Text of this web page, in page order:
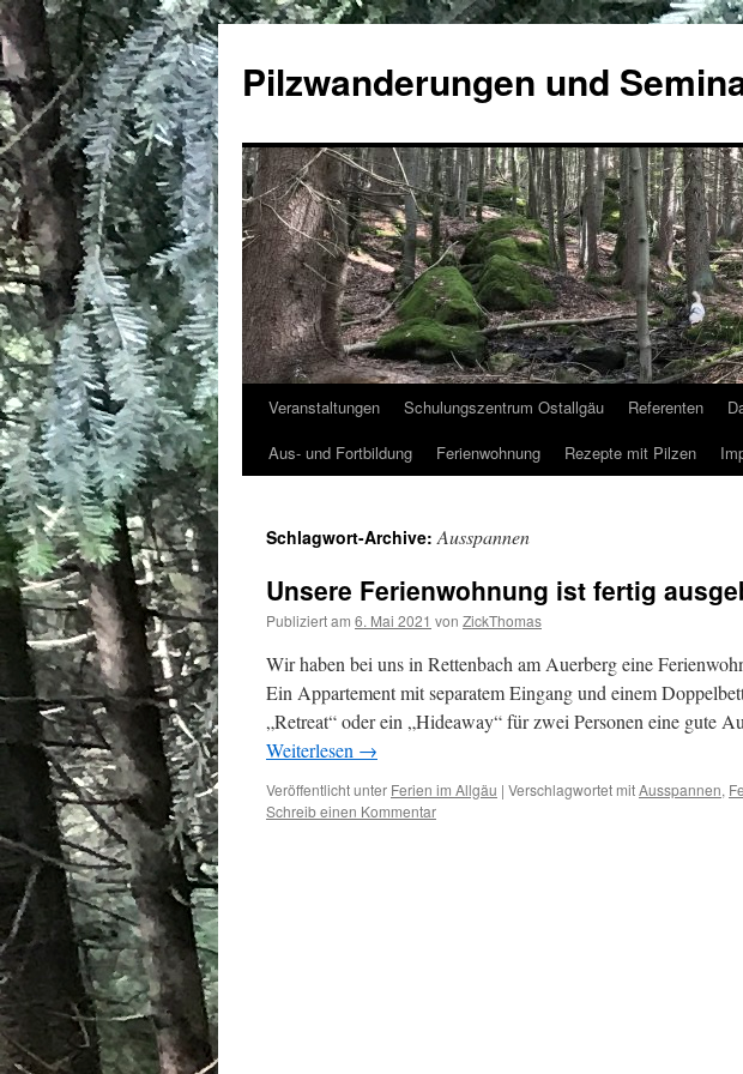
Pilzwanderungen und
Zum
Inhalt
Veranstaltungen Schulungszentrum Ostallgäu Referenten
Aus- und Fortbildung
Ferienwohnung Rezepte mit Pilzen
Schlagwort-Archive:Ausspannen
Unsere Ferienwohnung ist fertig
Publiziert am 6. Mai 2021 von ZickThomas
Wir haben bei uns in Rettenbach am Auerberg eine
Ein Appartement mit separatem Eingang und einem
„Retreat“ oder ein „Hideaway“ für zwei Personen eine gute
Weiterlesen →
Veröffentlicht unter Ferien im Allgäu | Verschlagwortet mitAusspannen,
Schreib einen Kommentar